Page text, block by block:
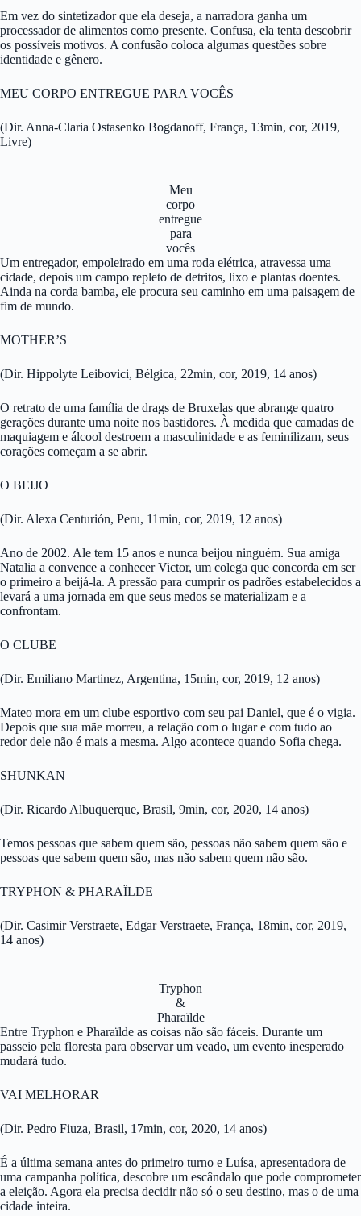
Em vez do sintetizador que ela deseja, a narradora ganha um
processador de alimentos como presente. Confusa, ela tenta descobrir
os possíveis motivos. A confusão coloca algumas questões sobre
identidade e gênero.
MEU CORPO ENTREGUE PARA VOCÊS
(Dir. Anna-Claria Ostasenko Bogdanoff, França, 13min, cor, 2019,
Livre)
Meu
corpo
entregue
para
vocês
Um entregador, empoleirado em uma roda elétrica, atravessa uma
cidade, depois um campo repleto de detritos, lixo e plantas doentes.
Ainda na corda bamba, ele procura seu caminho em uma paisagem de
fim de mundo.
MOTHER’S
(Dir. Hippolyte Leibovici, Bélgica, 22min, cor, 2019, 14 anos)
O retrato de uma família de drags de Bruxelas que abrange quatro
gerações durante uma noite nos bastidores. À medida que camadas de
maquiagem e álcool destroem a masculinidade e as feminilizam, seus
corações começam a se abrir.
O BEIJO
(Dir. Alexa Centurión, Peru, 11min, cor, 2019, 12 anos)
Ano de 2002. Ale tem 15 anos e nunca beijou ninguém. Sua amiga
Natalia a convence a conhecer Victor, um colega que concorda em ser
o primeiro a beijá-la. A pressão para cumprir os padrões estabelecidos a
levará a uma jornada em que seus medos se materializam e a
confrontam.
O CLUBE
(Dir. Emiliano Martinez, Argentina, 15min, cor, 2019, 12 anos)
Mateo mora em um clube esportivo com seu pai Daniel, que é o vigia.
Depois que sua mãe morreu, a relação com o lugar e com tudo ao
redor dele não é mais a mesma. Algo acontece quando Sofia chega.
SHUNKAN
(Dir. Ricardo Albuquerque, Brasil, 9min, cor, 2020, 14 anos)
Temos pessoas que sabem quem são, pessoas não sabem quem são e
pessoas que sabem quem são, mas não sabem quem não são.
TRYPHON & PHARAÏLDE
(Dir. Casimir Verstraete, Edgar Verstraete, França, 18min, cor, 2019,
14 anos)
Tryphon
&
Pharaïlde
Entre Tryphon e Pharaïlde as coisas não são fáceis. Durante um
passeio pela floresta para observar um veado, um evento inesperado
mudará tudo.
VAI MELHORAR
(Dir. Pedro Fiuza, Brasil, 17min, cor, 2020, 14 anos)
É a última semana antes do primeiro turno e Luísa, apresentadora de
uma campanha política, descobre um escândalo que pode comprometer
a eleição. Agora ela precisa decidir não só o seu destino, mas o de uma
cidade inteira.